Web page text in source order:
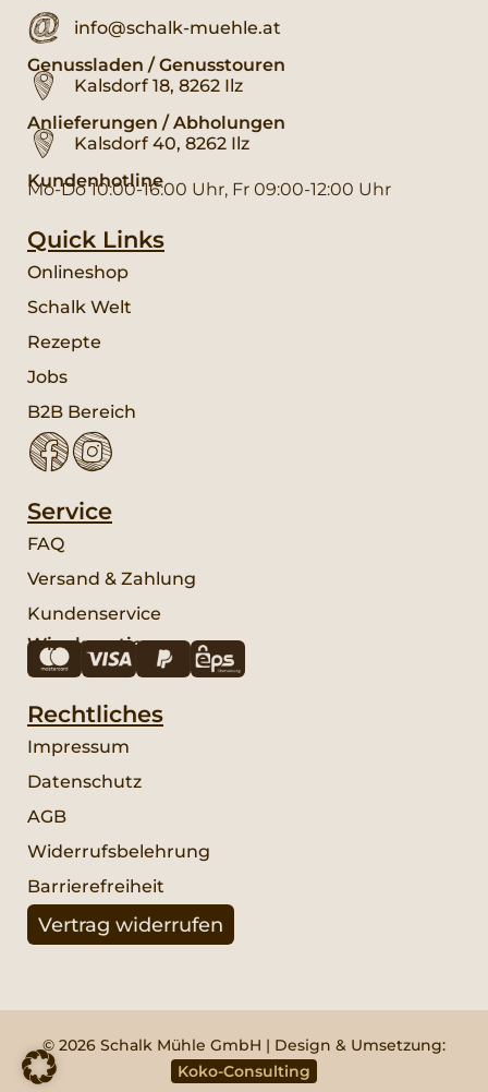
info@schalk-muehle.at
Genussladen / Genusstouren
Kalsdorf 18, 8262 Ilz
Anlieferungen / Abholungen
Kalsdorf 40, 8262 Ilz
Kundenhotline
Mo-Do 10:00-16:00 Uhr, Fr 09:00-12:00 Uhr
Quick Links
Onlineshop
Schalk Welt
Rezepte
Jobs
B2B Bereich
Service
FAQ
Versand & Zahlung
Kundenservice
Wir akzeptieren:
Rechtliches
Impressum
Datenschutz
AGB
Widerrufsbelehrung
Barrierefreiheit
Vertrag widerrufen
© 2026 Schalk Mühle GmbH | Design & Umsetzung:
Koko-Consulting